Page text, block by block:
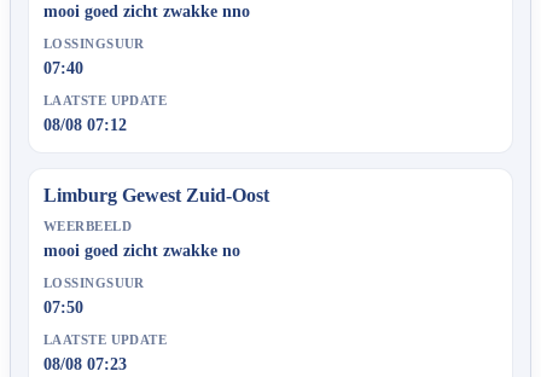
mooi goed zicht zwakke nno
LOSSINGSUUR
07:40
LAATSTE UPDATE
08/08 07:12
Limburg Gewest Zuid-Oost
WEERBEELD
mooi goed zicht zwakke no
LOSSINGSUUR
07:50
LAATSTE UPDATE
08/08 07:23